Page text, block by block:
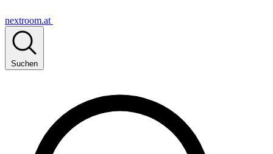
nextroom.at
Suchen